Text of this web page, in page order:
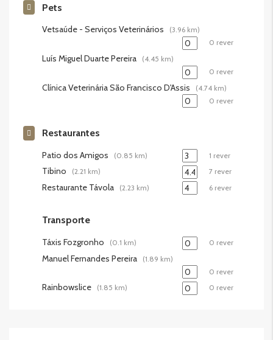
Pets
Vetsaúde - Serviços Veterinários
(3.96 km)
0 rever
Luís Miguel Duarte Pereira
(4.45 km)
0 rever
Clínica Veterinária São Francisco D'Assis
(4.74 km)
0 rever
Restaurantes
Patio dos Amigos (0.85 km) 1 rever
Tibino (2.21 km) 7 rever
Restaurante Távola (2.23 km) 6 rever
Transporte
Táxis Fozgronho (0.1 km) 0 rever
Manuel Fernandes Pereira
(1.89 km)
0 rever
Rainbowslice (1.85 km) 0 rever